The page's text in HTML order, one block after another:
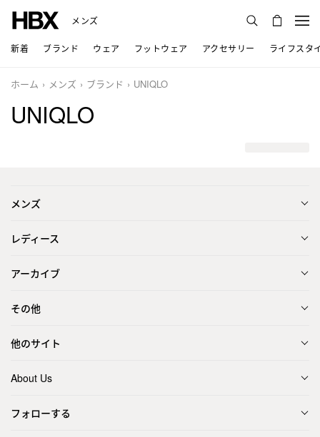
メンズ
新着 ブランド ウェア フットウェア アクセサリー ライフスタ
ホーム メンズ ブランド UNIQLO
UNIQLO
メンズ
レディース
アーカイブ
その他
他のサイト
About Us
フォローする